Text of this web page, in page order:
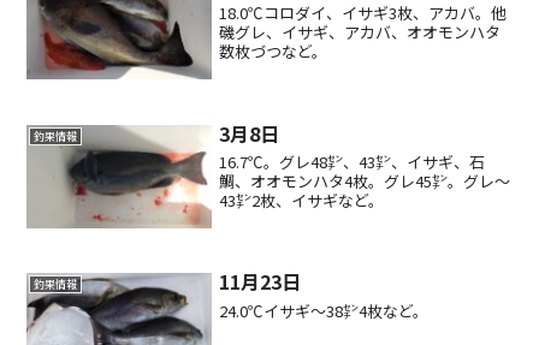
18.0℃コロダイ、イサギ3枚、アカバ。他
磯グレ、イサギ、アカバ、オオモンハタ
数枚づつなど。
釣果情報 3月8日
16.7℃。グレ48㌢、43㌢、イサギ、石
鯛、オオモンハタ4枚。グレ45㌢。グレ〜
43㌢2枚、イサギなど。
釣果情報 11月23日
24.0℃イサギ〜38㌢4枚など。